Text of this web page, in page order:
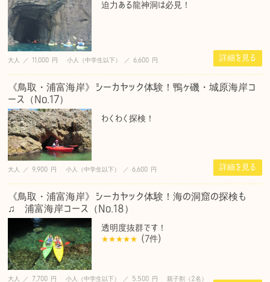
迫力ある龍神洞は必見！
大人 ／ 11,000 円 小人（中学生以下） ／ 6,600 円 詳細を見る
《鳥取・浦富海岸》シーカヤック体験！鴨ヶ磯・城原海岸コ
ース（No.17）
わくわく探検！
大人 ／ 9,900 円 小人（中学生以下） ／ 6,600 円 詳細を見る
《鳥取・浦富海岸》シーカヤック体験！海の洞窟の探検も
♫ 浦富海岸コース（No.18）
透明度抜群です！
(7件)
大人 ／ 7,700 円 小人（中学生以下） ／ 5,500 円 親子割（2名）